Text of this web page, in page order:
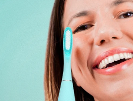
FAQ™ Pure Beauty-Tech Elixir
issa™ Teeth Whitening Set
Deutsch
Français
Italiano
Svenska
简体中文